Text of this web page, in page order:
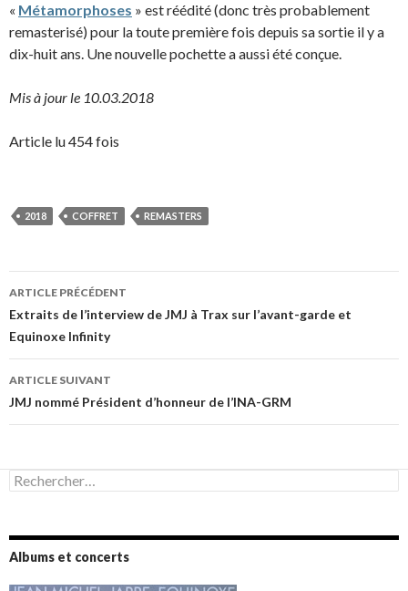
« Métamorphoses » est réédité (donc très probablement
remasterisé) pour la toute première fois depuis sa sortie il y a
dix-huit ans. Une nouvelle pochette a aussi été conçue.
Mis à jour le 10.03.2018
Article lu 454 fois
2018 COFFRET REMASTERS
Navigation
des
articles
ARTICLE PRÉCÉDENT
Extraits de l’interview de JMJ à Trax sur l’avant-garde et
Equinoxe Infinity
ARTICLE SUIVANT
JMJ nommé Président d’honneur de l’INA-GRM
Rechercher :
Albums et concerts